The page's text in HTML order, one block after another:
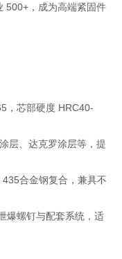
500+，成为高端紧固件
，芯部硬度 HRC40-
层、达克罗涂层等，提
合金钢复合，兼具不
爆螺钉与配套系统，适